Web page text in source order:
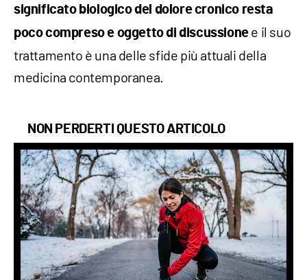
significato biologico del dolore cronico resta
poco compreso e oggetto di discussionee il suo
trattamento è una delle sfide più attuali della
medicina contemporanea.
NON PERDERTI QUESTO ARTICOLO